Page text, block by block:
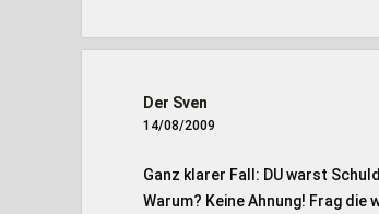
Der Sven
14/08/2009
Ganz klarer Fall: DU warst
Warum? Keine Ahnung! Frag die